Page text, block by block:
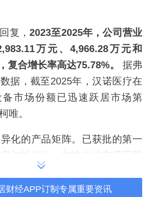
复，2023至2025年，公司营业
万元、4,966.28万元和
复合增长率高达75.78%。
据弗
据，截至2025年，汉诺医疗在
备市场份额已迅速跃居市场第
唯。
化的产品矩阵。已获批的第一
与性价比，加速向地市级医院
；在研的第二代产品主打智能
，瞄准顶尖三甲医院及复杂病
财经APP订制专属重要资讯